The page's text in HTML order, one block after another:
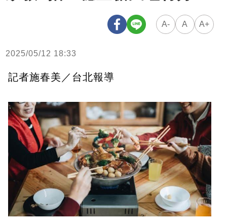
A- A A+
2025/05/12 18:33
記者施春美／台北報導